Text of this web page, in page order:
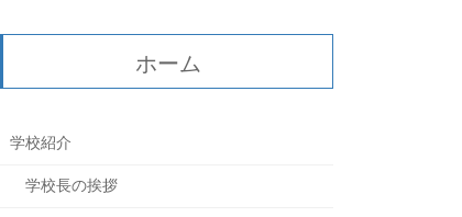
ホーム
学校紹介
学校長の挨拶